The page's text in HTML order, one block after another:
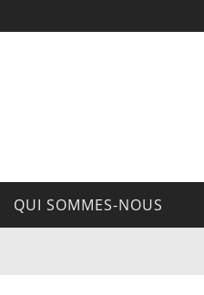
QUI SOMMES-NOUS